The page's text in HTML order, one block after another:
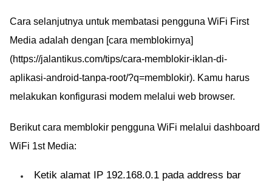
Cara selanjutnya untuk membatasi pengguna WiFi First
Media adalah dengan [cara memblokirnya]
(https://jalantikus.com/tips/cara-memblokir-iklan-di-
aplikasi-android-tanpa-root/?q=memblokir). Kamu harus
melakukan konfigurasi modem melalui web browser.
Berikut cara memblokir pengguna WiFi melalui dashboard
WiFi 1st Media:
Ketik alamat IP 192.168.0.1 pada address bar